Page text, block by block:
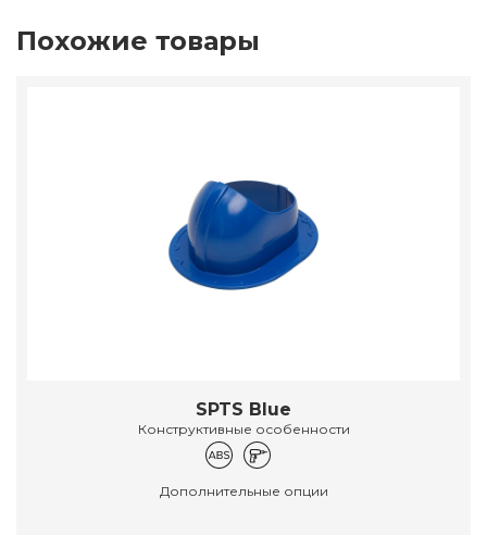
Похожие товары
SPTS Blue
Конструктивные особенности
Дополнительные опции